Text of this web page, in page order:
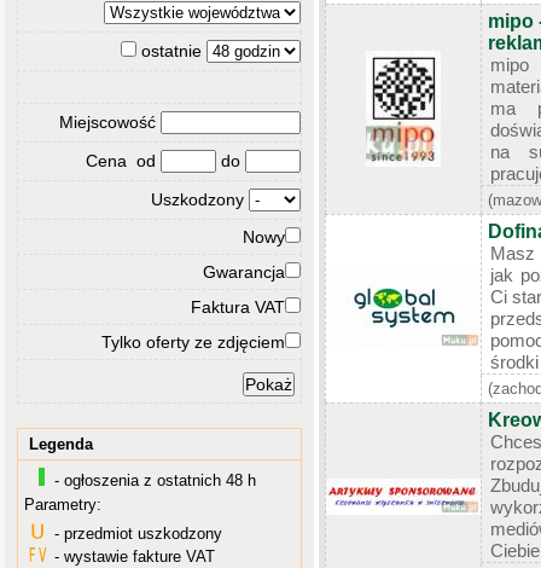
ostatnie
Miejscowość
Cena od
do
Uszkodzony
Nowy
Gwarancja
Faktura VAT
Tylko oferty ze zdjęciem
Legenda
- ogłoszenia z ostatnich 48 h
Parametry:
- przedmiot uszkodzony
- wystawie fakture VAT
mipo
mipo
ma
na
Masz
jak
Ci